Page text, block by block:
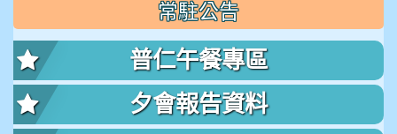
常駐公告
普仁午餐專區
夕會報告資料